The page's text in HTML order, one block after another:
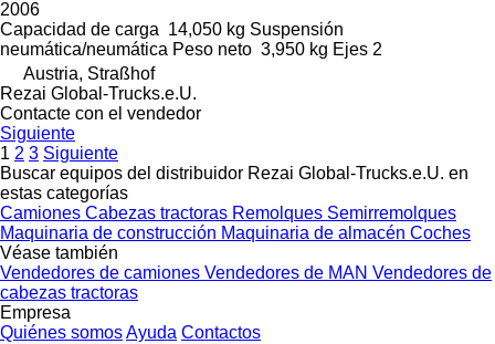
2006
Capacidad de carga 14,050 kg Suspensión
neumática/neumática Peso neto 3,950 kg Ejes 2
Austria, Straßhof
Rezai Global-Trucks.e.U.
Contacte con el vendedor
Siguiente
1 2 3 Siguiente
Buscar equipos del distribuidor Rezai Global-Trucks.e.U. en
estas categorías
Camiones Cabezas tractoras Remolques Semirremolques
Maquinaria de construcción Maquinaria de almacén Coches
Véase también
Vendedores de camiones Vendedores de MAN Vendedores de
cabezas tractoras
Empresa
Quiénes somosAyuda Contactos